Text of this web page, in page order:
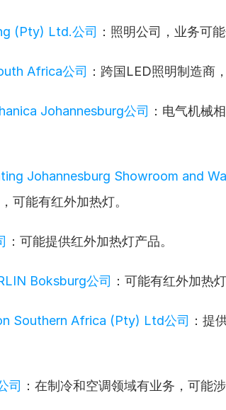
(Pty) Ltd.公司 ：照明公司，业务可
Africa公司 ：跨国LED照明制造商
Johannesburg公司 ：电气机械
Johannesburg Showroom and
可能有红外加热灯。
：可能提供红外加热灯产品。
Boksburg公司 ：可能有红外加热
Southern Africa (Pty) Ltd公司 ：提
司 ：在制冷和空调领域有业务，可能